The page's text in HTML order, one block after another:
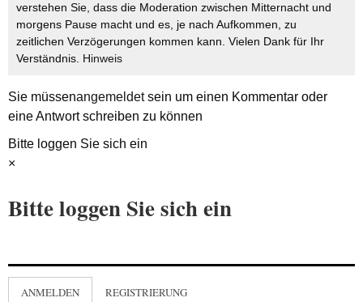
verstehen Sie, dass die Moderation zwischen Mitternacht und
morgens Pause macht und es, je nach Aufkommen, zu
zeitlichen Verzögerungen kommen kann. Vielen Dank für Ihr
Verständnis. Hinweis
Sie müssenangemeldetsein um einen Kommentar oder
eine Antwort schreiben zu können
Bitte loggen Sie sich ein
×
Bitte loggen Sie sich ein
ANMELDEN REGISTRIERUNG